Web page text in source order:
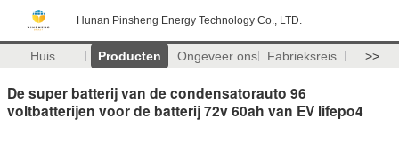
Hunan Pinsheng Energy Technology Co., LTD.
Huis Producten Ongeveer ons Fabrieksreis >>
De super batterij van de condensatorauto 96
voltbatterijen voor de batterij 72v 60ah van EV lifepo4